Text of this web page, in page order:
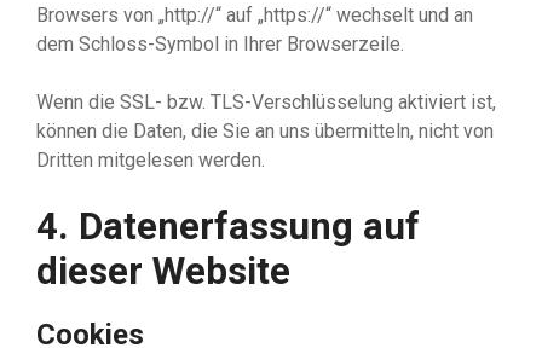
Browsers von „http://“ auf „https://“ wechselt und an
dem Schloss-Symbol in Ihrer Browserzeile.
Wenn die SSL- bzw. TLS-Verschlüsselung aktiviert ist,
können die Daten, die Sie an uns übermitteln, nicht von
Dritten mitgelesen werden.
4. Datenerfassung auf
dieser Website
Cookies